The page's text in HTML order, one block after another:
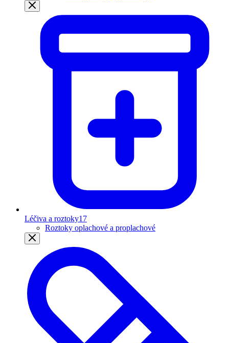
Léčiva a roztoky17
Roztoky oplachové a proplachové